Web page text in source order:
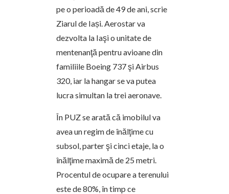
pe o perioadă de 49 de ani, scrie
Ziarul de Iași. Aerostar va
dezvolta la Iaşi o unitate de
mentenanţă pentru avioane din
familiile Boeing 737 şi Airbus
320, iar la hangar se va putea
lucra simultan la trei aeronave.
În PUZ se arată că imobilul va
avea un regim de înălţime cu
subsol, parter şi cinci etaje, la o
înălţime maximă de 25 metri.
Procentul de ocupare a terenului
este de 80%, în timp ce